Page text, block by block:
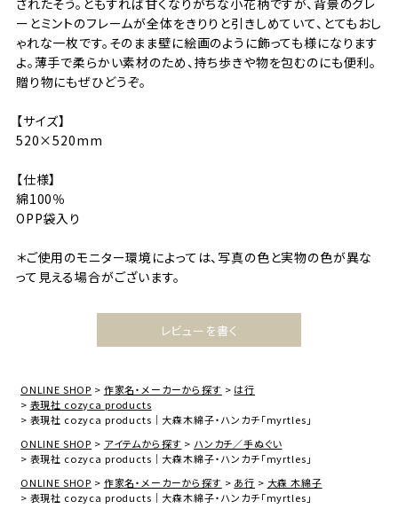
ーとミントのフレームが全体をきりりと引きしめていて、とてもおし
ゃれな一枚です。そのまま壁に絵画のように飾っても様になります
よ。薄手で柔らかい素材のため、持ち歩きや物を包むのにも便利。
贈り物にもぜひどうぞ。
【サイズ】
520×520mm
【仕様】
綿100％
OPP袋入り
＊ご使用のモニター環境によっては、写真の色と実物の色が異な
って見える場合がございます。
レビューを書く
ONLINE SHOP 作家名・メーカーから探す
は行
表現社 cozyca products
表現社 cozyca products｜大森木綿子・ハンカチ「myrtles」
ONLINE SHOP
アイテムから探す
ハンカチ／手ぬぐい
表現社 cozyca products｜大森木綿子・ハンカチ「myrtles」
ONLINE SHOP
作家名・メーカーから探す あ行
大森 木綿子
表現社 cozyca products｜大森木綿子・ハンカチ「myrtles」